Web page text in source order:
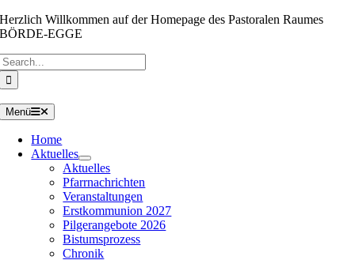
Zum
Inhalt
Herzlich Willkommen auf der Homepage des Pastoralen Raumes
BÖRDE-EGGE
Menü
Home
Aktuelles
Aktuelles
Pfarrnachrichten
Veranstaltungen
Erstkommunion 2027
Pilgerangebote 2026
Bistumsprozess
Chronik